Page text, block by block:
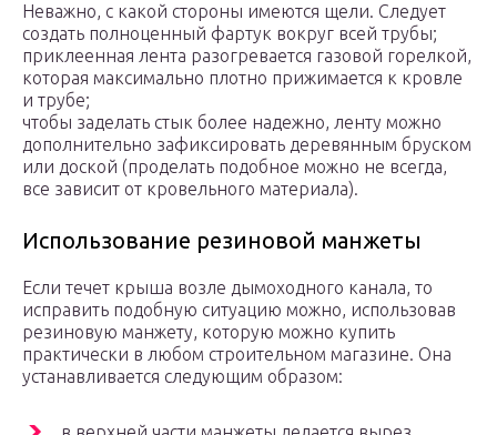
Неважно, с какой стороны имеются щели. Следует
создать полноценный фартук вокруг всей трубы;
приклеенная лента разогревается газовой горелкой,
которая максимально плотно прижимается к кровле
и трубе;
чтобы заделать стык более надежно, ленту можно
дополнительно зафиксировать деревянным бруском
или доской (проделать подобное можно не всегда,
все зависит от кровельного материала).
Использование резиновой манжеты
Если течет крыша возле дымоходного канала, то
исправить подобную ситуацию можно, использовав
резиновую манжету, которую можно купить
практически в любом строительном магазине. Она
устанавливается следующим образом: